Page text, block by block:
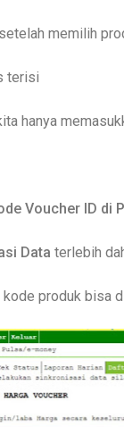
memilih
terisi
hanya
Voucher ID di
Data terlebih
kode produk bisa